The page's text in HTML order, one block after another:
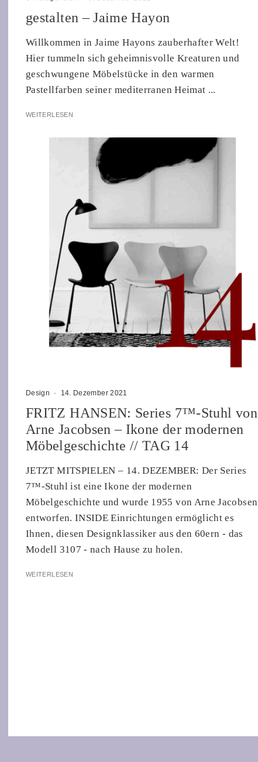
gestalten – Jaime Hayon
Willkommen in Jaime Hayons zauberhafter Welt!
Hier tummeln sich geheimnisvolle Kreaturen und
geschwungene Möbelstücke in den warmen
Pastellfarben seiner mediterranen Heimat ...
WEITERLESEN
Design · 14. Dezember 2021
FRITZ HANSEN: Series 7™-Stuhl von
Arne Jacobsen – Ikone der modernen
Möbelgeschichte // TAG 14
JETZT MITSPIELEN – 14. DEZEMBER: Der Series
7™-Stuhl ist eine Ikone der modernen
Möbelgeschichte und wurde 1955 von Arne Jacobsen
entworfen. INSIDE Einrichtungen ermöglicht es
Ihnen, diesen Designklassiker aus den 60ern - das
Modell 3107 - nach Hause zu holen.
WEITERLESEN